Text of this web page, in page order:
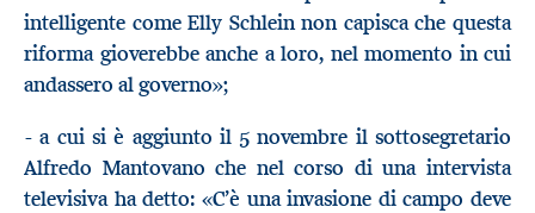
intelligente come Elly Schlein non capisca che questa
riforma gioverebbe anche a loro, nel momento in cui
andassero al governo»;
- a cui si è aggiunto il 5 novembre il sottosegretario
Alfredo Mantovano che nel corso di una intervista
televisiva ha detto: «C’è una invasione di campo deve